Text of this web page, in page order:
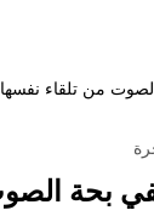
بحة